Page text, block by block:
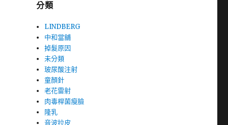
分類
LINDBERG
中和當舖
掉髮原因
未分類
玻尿酸注射
童顏針
老花雷射
肉毒桿菌瘦臉
隆乳
音波拉皮